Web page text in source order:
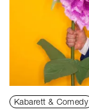
Kabarett & Comedy